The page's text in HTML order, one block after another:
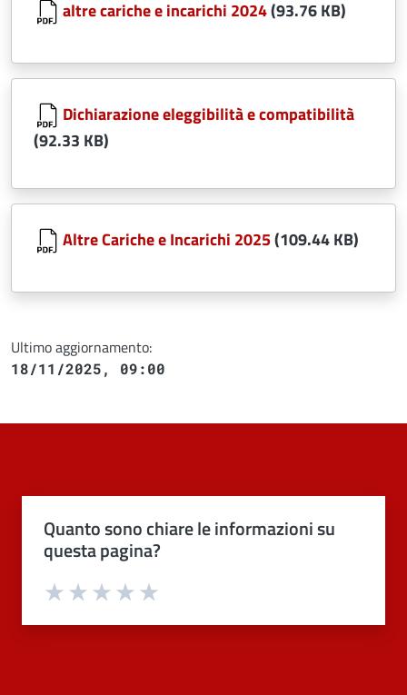
altre cariche e incarichi 2024(93.76 KB)
Document
Dichiarazione eleggibilità e compatibilità
(92.33 KB)
Document
Altre Cariche e Incarichi 2025(109.44 KB)
Ultimo aggiornamento:
18/11/2025, 09:00
Quanto sono chiare le informazioni su
questa pagina?
Valuta 4 stelle su 5
Valuta 3 stelle su 5
Valuta 2 stelle su 5
Valuta 1 stelle su 5